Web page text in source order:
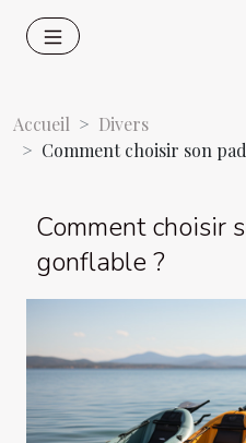
Accueil
Divers
Comment choisir son
Comment choisir
gonflable ?